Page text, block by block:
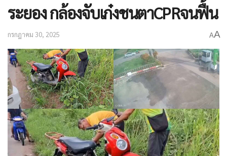
ระยอง กล้องจับเก๋งชนตาCPRจนฟื้น
กรกฎาคม 30, 2025 AA